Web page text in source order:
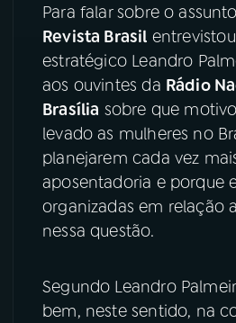
TikTok
Para falar sobre o
Revista Brasil
estratégico Leandro
aos ouvintes da Rádio
Brasília sobre que
levado as mulheres no
planejarem cada vez
aposentadoria e porque
organizadas em relação
nessa questão.
Segundo Leandro
bem, neste sentido, na